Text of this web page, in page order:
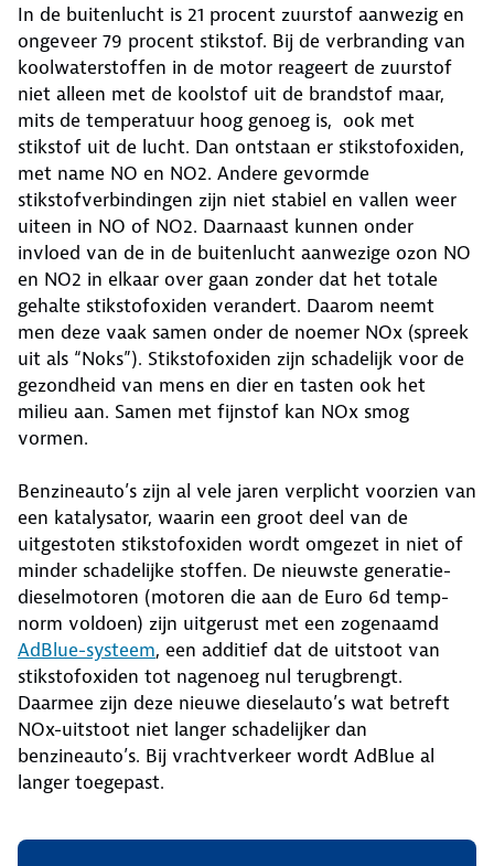
In de buitenlucht is 21 procent zuurstof aanwezig en
ongeveer 79 procent stikstof. Bij de verbranding van
koolwaterstoffen in de motor reageert de zuurstof
niet alleen met de koolstof uit de brandstof maar,
mits de temperatuur hoog genoeg is, ook met
stikstof uit de lucht. Dan ontstaan er stikstofoxiden,
met name NO en NO2. Andere gevormde
stikstofverbindingen zijn niet stabiel en vallen weer
uiteen in NO of NO2. Daarnaast kunnen onder
invloed van de in de buitenlucht aanwezige ozon NO
en NO2 in elkaar over gaan zonder dat het totale
gehalte stikstofoxiden verandert. Daarom neemt
men deze vaak samen onder de noemer NOx (spreek
uit als “Noks”). Stikstofoxiden zijn schadelijk voor de
gezondheid van mens en dier en tasten ook het
milieu aan. Samen met fijnstof kan NOx smog
vormen.
Benzineauto’s zijn al vele jaren verplicht voorzien van
een katalysator, waarin een groot deel van de
uitgestoten stikstofoxiden wordt omgezet in niet of
minder schadelijke stoffen. De nieuwste generatie-
dieselmotoren (motoren die aan de Euro 6d temp-
norm voldoen) zijn uitgerust met een zogenaamd
AdBlue-systeem, een additief dat de uitstoot van
stikstofoxiden tot nagenoeg nul terugbrengt.
Daarmee zijn deze nieuwe dieselauto’s wat betreft
NOx-uitstoot niet langer schadelijker dan
benzineauto’s. Bij vrachtverkeer wordt AdBlue al
langer toegepast.